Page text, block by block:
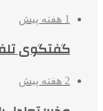
1 هفته پیش
گفتگوی
2 هفته پیش